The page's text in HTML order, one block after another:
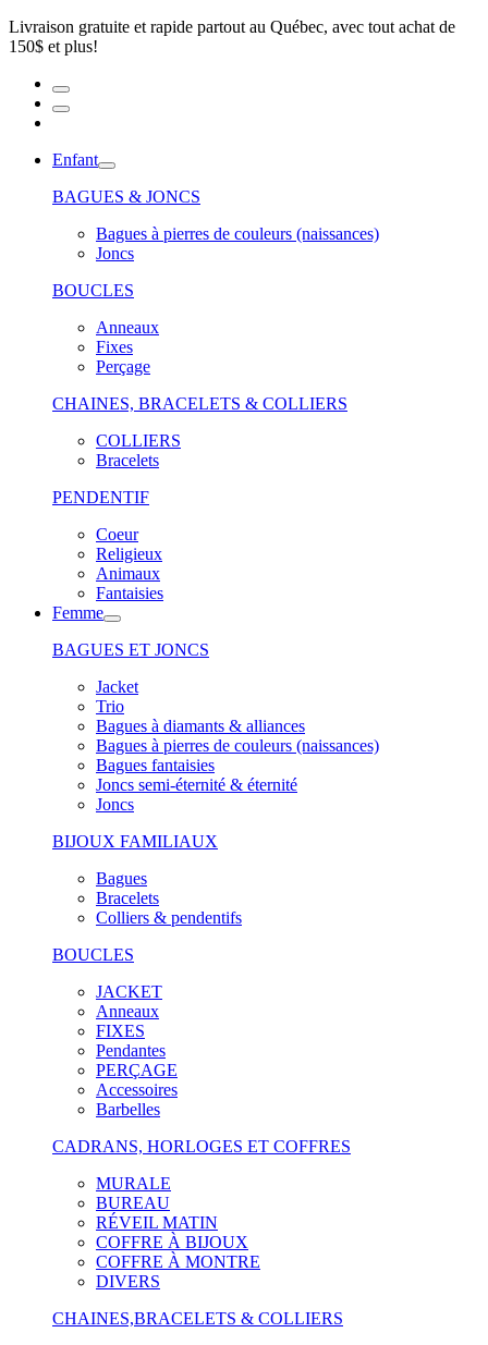
Livraison gratuite et rapide partout au Québec, avec tout achat de
150$ et plus!
Enfant
BAGUES & JONCS
Bagues à pierres de couleurs (naissances)
Joncs
BOUCLES
Anneaux
Fixes
Perçage
CHAINES, BRACELETS & COLLIERS
COLLIERS
Bracelets
PENDENTIF
Coeur
Religieux
Animaux
Fantaisies
Femme
BAGUES ET JONCS
Jacket
Trio
Bagues à diamants & alliances
Bagues à pierres de couleurs (naissances)
Bagues fantaisies
Joncs semi-éternité & éternité
Joncs
BIJOUX FAMILIAUX
Bagues
Bracelets
Colliers & pendentifs
BOUCLES
JACKET
Anneaux
FIXES
Pendantes
PERÇAGE
Accessoires
Barbelles
CADRANS, HORLOGES ET COFFRES
MURALE
BUREAU
RÉVEIL MATIN
COFFRE À BIJOUX
COFFRE À MONTRE
DIVERS
CHAINES,BRACELETS & COLLIERS